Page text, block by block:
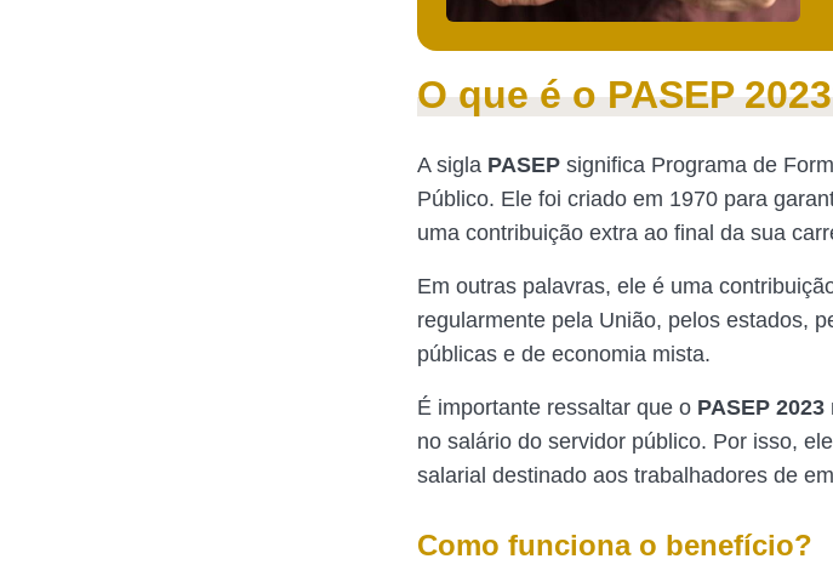
O que é o PASEP
A sigla PASEP significa Programa de
Público. Ele foi criado em 1970 para
uma contribuição extra ao final da sua
Em outras palavras, ele é uma
regularmente pela União, pelos estados,
públicas e de economia mista.
É importante ressaltar que o PASEP 2023
no salário do servidor público. Por isso,
salarial destinado aos trabalhadores de
Como funciona o benefício?